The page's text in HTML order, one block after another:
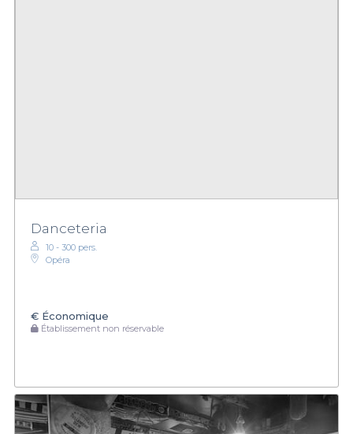
Danceteria
10 - 300 pers.
Opéra
€ Économique
Établissement non réservable